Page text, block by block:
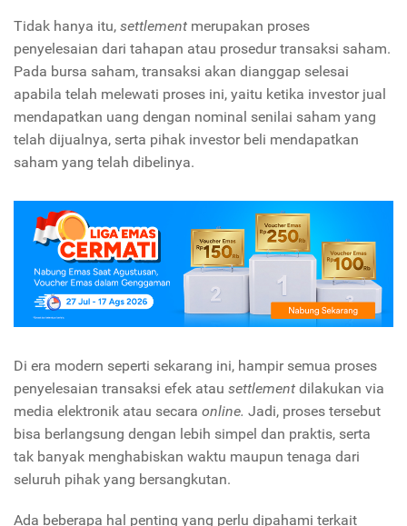
Tidak hanya itu, settlement merupakan proses
penyelesaian dari tahapan atau prosedur transaksi saham.
Pada bursa saham, transaksi akan dianggap selesai
apabila telah melewati proses ini, yaitu ketika investor jual
mendapatkan uang dengan nominal senilai saham yang
telah dijualnya, serta pihak investor beli mendapatkan
saham yang telah dibelinya.
Di era modern seperti sekarang ini, hampir semua proses
penyelesaian transaksi efek atau settlement dilakukan via
media elektronik atau secara online. Jadi, proses tersebut
bisa berlangsung dengan lebih simpel dan praktis, serta
tak banyak menghabiskan waktu maupun tenaga dari
seluruh pihak yang bersangkutan.
Ada beberapa hal penting yang perlu dipahami terkait